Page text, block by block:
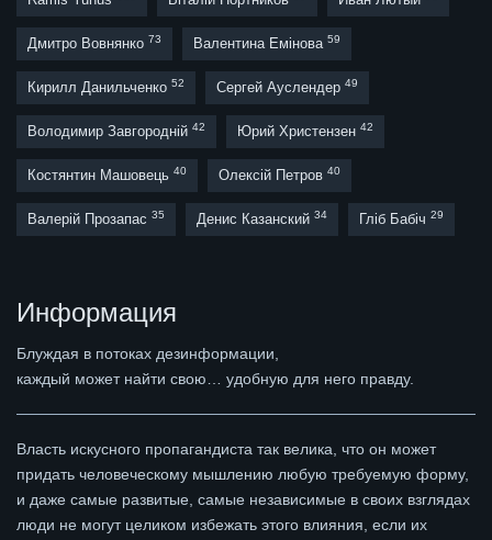
Дмитро Вовнянко 73 Валентина Емінова 59
Кирилл Данильченко 52 Сергей Ауслендер 49
Володимир Завгородній 42 Юрий Христензен 42
Костянтин Машовець 40 Олексій Петров 40
Валерій Прозапас 35 Денис Казанский 34 Гліб Бабіч 29
Информация
Блуждая в потоках дезинформации,
каждый может найти свою… удобную для него правду.
Власть искусного пропагандиста так велика, что он может
придать человеческому мышлению любую требуемую форму,
и даже самые развитые, самые независимые в своих взглядах
люди не могут целиком избежать этого влияния, если их